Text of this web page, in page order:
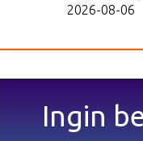
2026-08-06
Ingin